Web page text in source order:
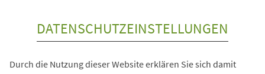
DATENSCHUTZEINSTELLUNGEN
Durch die Nutzung dieser Website erklären Sie sich damit